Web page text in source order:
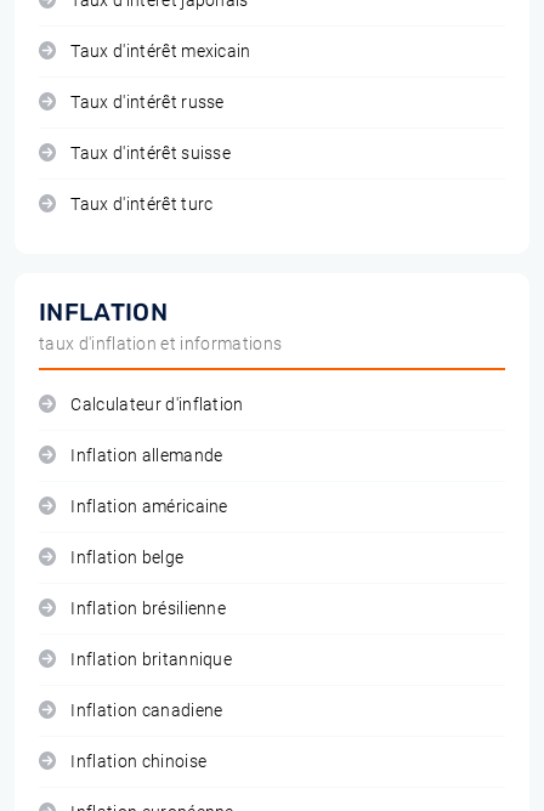
Taux d'intérêt mexicain
Taux d'intérêt russe
Taux d'intérêt suisse
Taux d'intérêt turc
INFLATION
taux d'inflation et informations
Calculateur d'inflation
Inflation allemande
Inflation américaine
Inflation belge
Inflation brésilienne
Inflation britannique
Inflation canadiene
Inflation chinoise